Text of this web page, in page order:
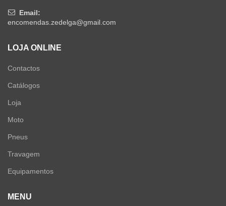
Email:
encomendas.zedelga@gmail.com
LOJA ONLINE
Contactos
Catálogos
Loja
Moto
Pneus
Travagem
Equipamentos
MENU